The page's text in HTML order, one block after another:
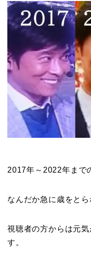
2017年～2022年まで
なんだか急に歳をとら
視聴者の方からは元
す。